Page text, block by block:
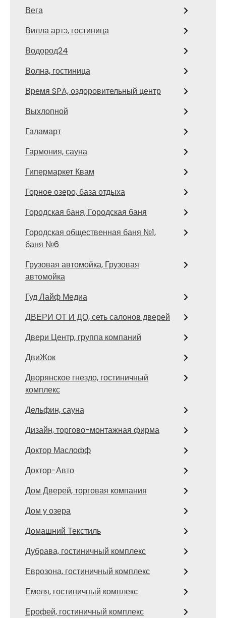
Вега
Вилла артэ, гостиница
Водород24
Волна, гостиница
Время SPA, оздоровительный центр
Выхлопной
Галамарт
Гармония, сауна
Гипермаркет Квам
Горное озеро, база отдыха
Городская баня, Городская баня
Городская общественная баня №1,
баня №6
Грузовая автомойка, Грузовая
автомойка
Гуд Лайф Медиа
ДВЕРИ ОТ И ДО, сеть салонов дверей
Двери Центр, группа компаний
ДвиЖок
Дворянское гнездо, гостиничный
комплекс
Дельфин, сауна
Дизайн, торгово-монтажная фирма
Доктор Маслофф
Доктор-Авто
Дом Дверей, торговая компания
Дом у озера
Домашний Текстиль
Дубрава, гостиничный комплекс
Еврозона, гостиничный комплекс
Емеля, гостиничный комплекс
Ерофей, гостиничный комплекс